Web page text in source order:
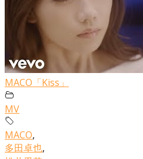
MACO「Kiss」
MV
MACO,
多田卓也,